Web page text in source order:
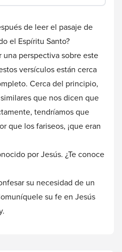
de leer el pasaje de
el Espíritu Santo?
una perspectiva sobre este
versículos están cerca
Cerca del principio,
que nos dicen que
tendríamos que
que los fariseos, ¡que eran
por Jesús. ¿Te conoce
su necesidad de un
su fe en Jesús